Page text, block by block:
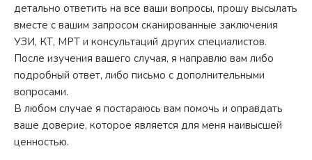
детально ответить на все ваши вопросы, прошу высылать
вместе с вашим запросом сканированные заключения
УЗИ, КТ, МРТ и консультаций других специалистов.
После изучения вашего случая, я направлю вам либо
подробный ответ, либо письмо с дополнительными
вопросами.
В любом случае я постараюсь вам помочь и оправдать
ваше доверие, которое является для меня наивысшей
ценностью.